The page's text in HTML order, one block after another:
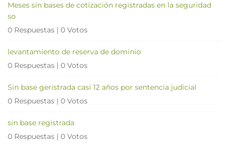
Meses sin bases de cotización registradas en la seguridad
so
0 Respuestas | 0 Votos
levantamiento de reserva de dominio
0 Respuestas | 0 Votos
Sin base geristrada casi 12 años por sentencia judicial
0 Respuestas | 0 Votos
sin base registrada
0 Respuestas | 0 Votos